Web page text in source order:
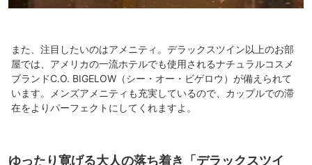
また、注目したいのはアメニティ。デラックスツイン以上のお部
屋では、アメリカの一流ホテルでも使用されるナチュラルコスメ
ブランドC.O. BIGELOW（シー・オー・ビゲロウ）が備えられて
います。メンズアメニティも充実しているので、カップルでの滞
在をよりパーフェクトにしてくれますよ。
ゆったり寛げる大人の落ち着き「デラックスツイ